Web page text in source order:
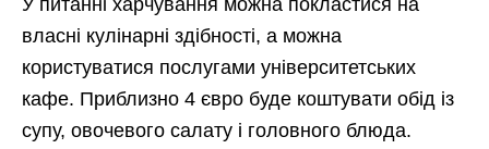
власні кулінарні здібності, а можна
користуватися послугами університетських
кафе. Приблизно 4 євро буде коштувати обід із
супу, овочевого салату і головного блюда.